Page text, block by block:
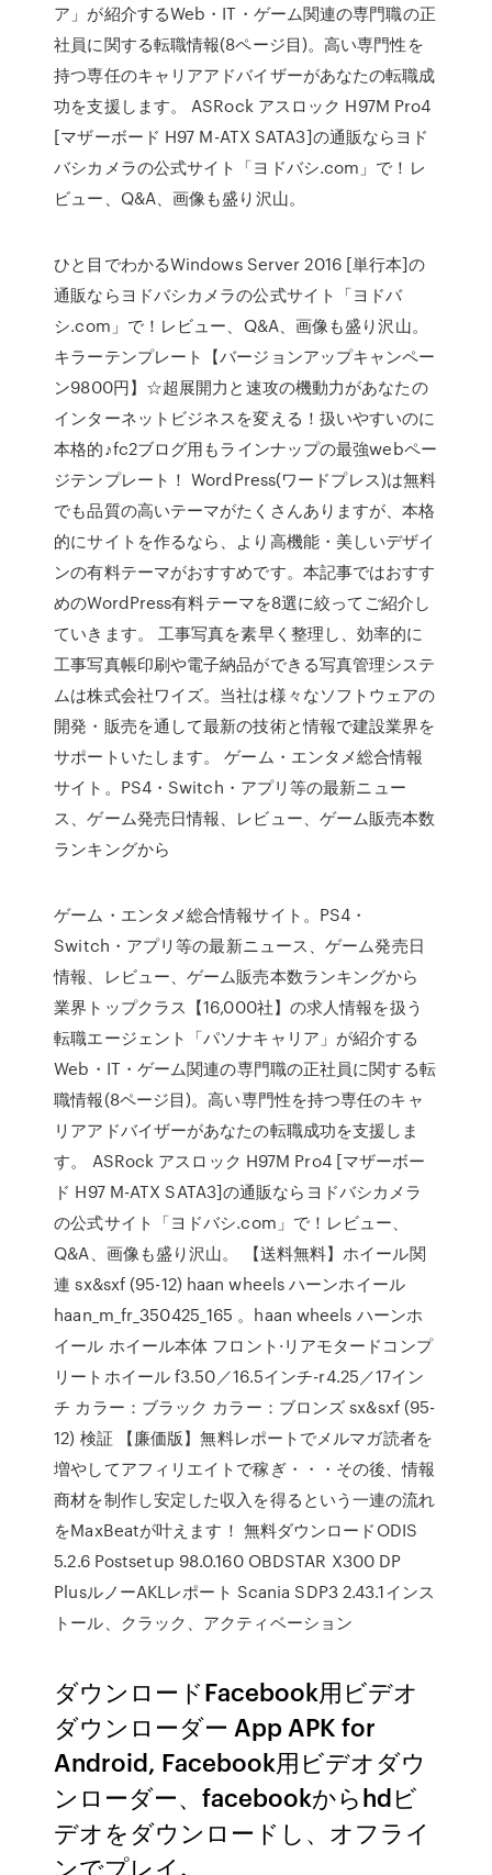
ア」が紹介するWeb・IT・ゲーム関連の専門職の正
社員に関する転職情報(8ページ目)。高い専門性を
持つ専任のキャリアアドバイザーがあなたの転職成
功を支援します。 ASRock アスロック H97M Pro4
[マザーボード H97 M-ATX SATA3]の通販ならヨド
バシカメラの公式サイト「ヨドバシ.com」で！レ
ビュー、Q&A、画像も盛り沢山。
ひと目でわかるWindows Server 2016 [単行本]の
通販ならヨドバシカメラの公式サイト「ヨドバ
シ.com」で！レビュー、Q&A、画像も盛り沢山。
キラーテンプレート【バージョンアップキャンペー
ン9800円】☆超展開力と速攻の機動力があなたの
インターネットビジネスを変える！扱いやすいのに
本格的♪fc2ブログ用もラインナップの最強webペー
ジテンプレート！ WordPress(ワードプレス)は無料
でも品質の高いテーマがたくさんありますが、本格
的にサイトを作るなら、より高機能・美しいデザイ
ンの有料テーマがおすすめです。本記事ではおすす
めのWordPress有料テーマを8選に絞ってご紹介し
ていきます。 工事写真を素早く整理し、効率的に
工事写真帳印刷や電子納品ができる写真管理システ
ムは株式会社ワイズ。当社は様々なソフトウェアの
開発・販売を通して最新の技術と情報で建設業界を
サポートいたします。 ゲーム・エンタメ総合情報
サイト。PS4・Switch・アプリ等の最新ニュー
ス、ゲーム発売日情報、レビュー、ゲーム販売本数
ランキングから
ゲーム・エンタメ総合情報サイト。PS4・
Switch・アプリ等の最新ニュース、ゲーム発売日
情報、レビュー、ゲーム販売本数ランキングから
業界トップクラス【16,000社】の求人情報を扱う
転職エージェント「パソナキャリア」が紹介する
Web・IT・ゲーム関連の専門職の正社員に関する転
職情報(8ページ目)。高い専門性を持つ専任のキャ
リアアドバイザーがあなたの転職成功を支援しま
す。 ASRock アスロック H97M Pro4 [マザーボー
ド H97 M-ATX SATA3]の通販ならヨドバシカメラ
の公式サイト「ヨドバシ.com」で！レビュー、
Q&A、画像も盛り沢山。 【送料無料】ホイール関
連 sx&sxf (95-12) haan wheels ハーンホイール
haan_m_fr_350425_165 。haan wheels ハーンホ
イール ホイール本体 フロント·リアモタードコンプ
リートホイール f3.50／16.5インチ-r4.25／17イン
チ カラー：ブラック カラー：ブロンズ sx&sxf (95-
12) 検証 【廉価版】無料レポートでメルマガ読者を
増やしてアフィリエイトで稼ぎ・・・その後、情報
商材を制作し安定した収入を得るという一連の流れ
をMaxBeatが叶えます！ 無料ダウンロードODIS
5.2.6 Postsetup 98.0.160 OBDSTAR X300 DP
PlusルノーAKLレポート Scania SDP3 2.43.1インス
トール、クラック、アクティベーション
ダウンロードFacebook用ビデオ
ダウンローダー App APK for
Android, Facebook用ビデオダウ
ンローダー、facebookからhdビ
デオをダウンロードし、オフライ
ンでプレイ.